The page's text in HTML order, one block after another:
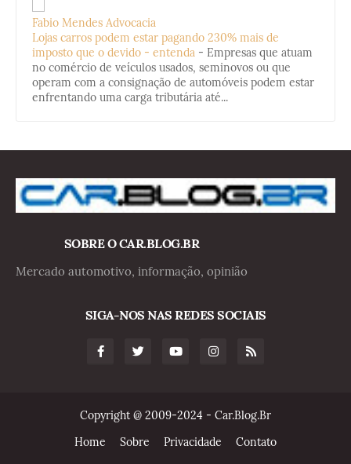
Fabio Mendes Advocacia
Lojas carros podem estar pagando 230% mais de
imposto que o devido - entenda - Empresas que atuam
no comércio de veículos usados, seminovos ou que
operam com a consignação de automóveis podem estar
enfrentando uma carga tributária até...
SOBRE O CAR.BLOG.BR
Mercado automotivo, informação, opinião
SIGA-NOS NAS REDES SOCIAIS
Copyright @ 2009-2024 - Car.Blog.Br
Home
Sobre Privacidade Contato